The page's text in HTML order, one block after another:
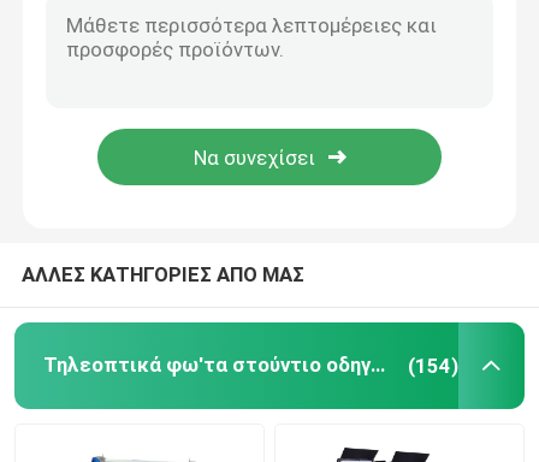
Φω'τα ταινιών των φορητών οδηγήσεων
Φω'τα ταινιών των RGB οδηγήσεων
Φως σωλήνων των RGB οδηγήσεων
18 οδηγημένο ίντσα φως δαχτυλιδιών
ΑΛΛΕΣ ΚΑΤΗΓΟΡΙΕΣ ΑΠΟ ΜΑΣ
Τηλεοπτικά φω'τα στούντιο οδηγήσεων (154)